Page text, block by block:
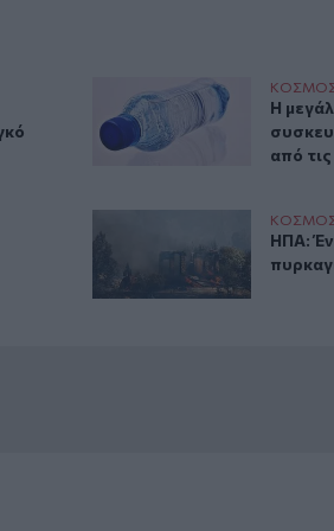
Κονγκό
Εμπολα στο Κονγκό
Η μεγάλη αλλαγή στις
Η
Η
από
Στους 7 οι νεκροί
ΗΠΑ: Ένας νεκρός από τις
ΗΠΑ:
ΗΠΑ: